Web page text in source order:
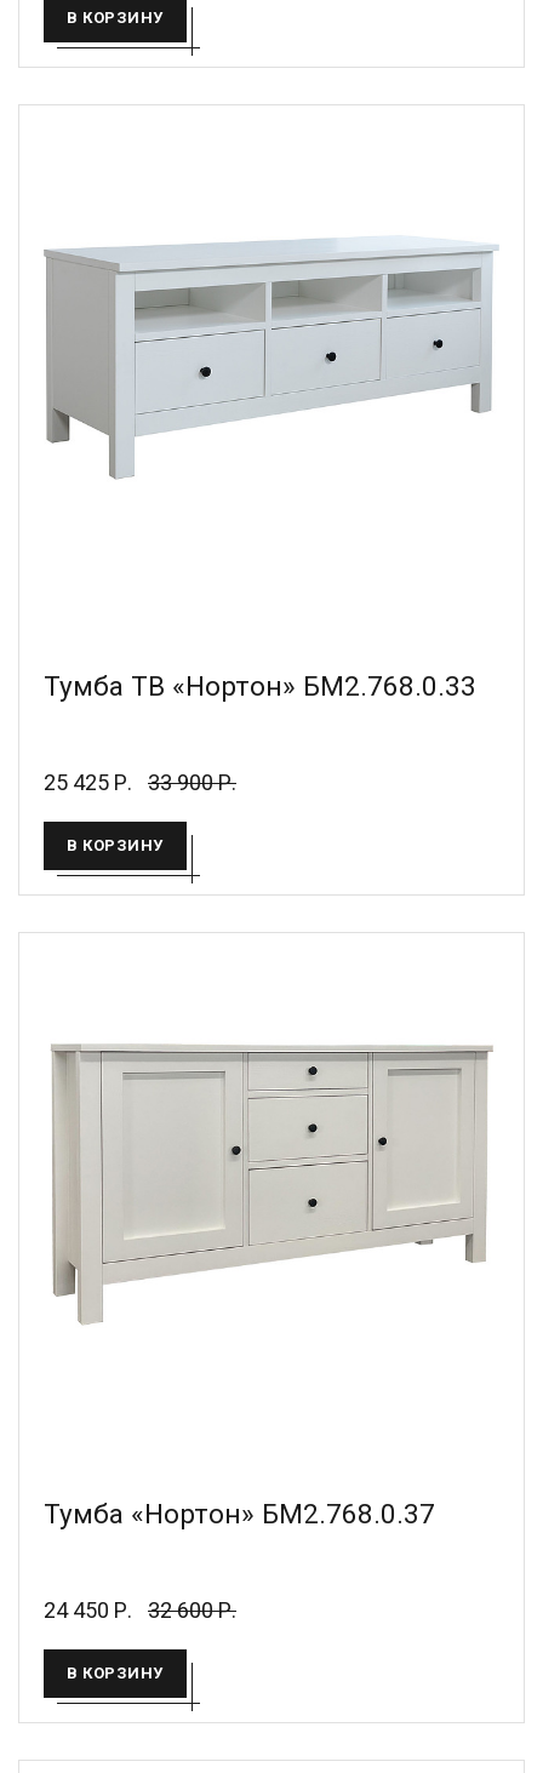
В КОРЗИНУ
Тумба ТВ «Нортон» БМ2.768.0.33
25 425 Р. 33 900 Р.
В КОРЗИНУ
Тумба «Нортон» БМ2.768.0.37
24 450 Р. 32 600 Р.
В КОРЗИНУ